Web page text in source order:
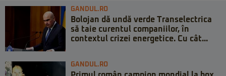
GANDUL.RO
Bolojan dă undă verde Transelectrica
să taie curentul companiilor, în
contextul crizei energetice. Cu cât...
GANDUL.RO